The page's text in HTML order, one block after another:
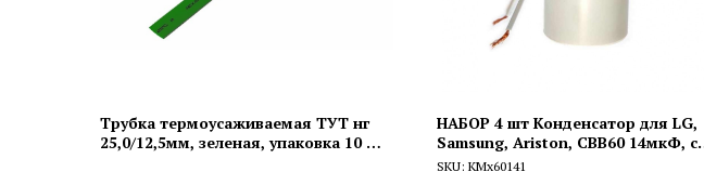
Трубка термоусаживаемая ТУТ нг
25,0/12,5мм, зеленая, упаковка 10 шт.
НАБОР 4 шт Конденсатор для LG,
Samsung, Ariston, СВВ60 14мкФ, с
проводом, 450V, KMх60141
SKU: KMх60141